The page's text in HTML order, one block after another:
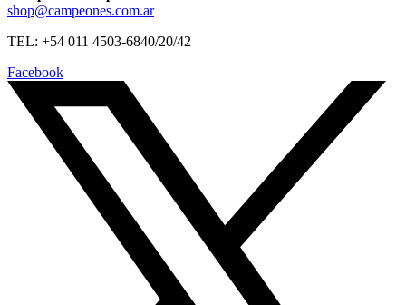
shop@campeones.com.ar
TEL: +54 011 4503-6840/20/42
Facebook